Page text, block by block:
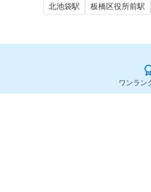
北池袋駅 板橋区役所前駅
ワンラン